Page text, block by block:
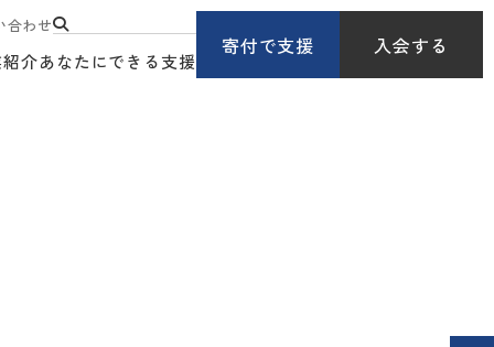
合わせ
介あなたにできる支援
寄付で支援 入会する